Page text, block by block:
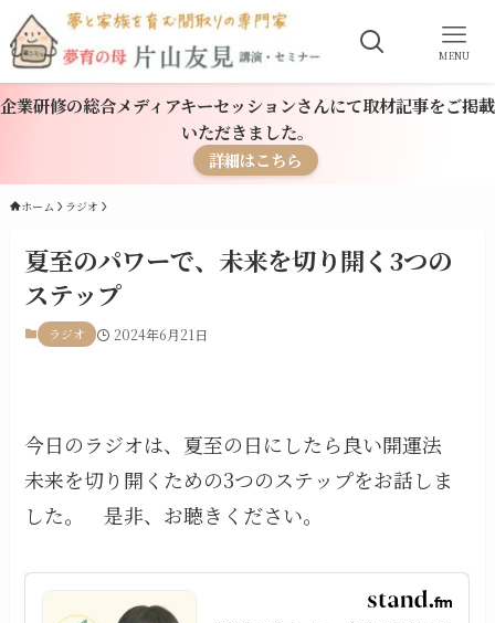
MENU
企業研修の総合メディアキーセッションさんにて取材記事をご掲載
いただきました。
詳細はこちら
ホーム ラジオ
夏至のパワーで、未来を切り開く3つの
ステップ
ラジオ 2024年6月21日
今日のラジオは、夏至の日にしたら良い開運法
未来を切り開くための3つのステップをお話しま
した。 是非、お聴きください。